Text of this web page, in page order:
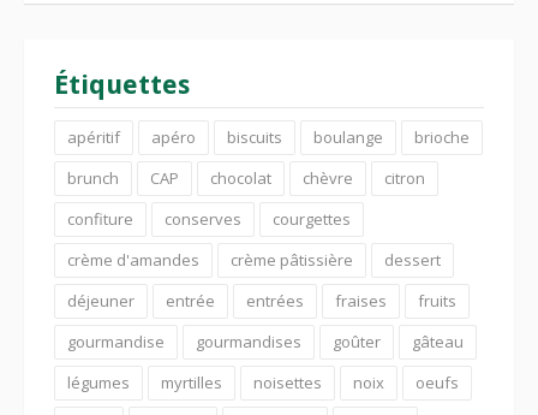
Étiquettes
apéritif apéro biscuits boulange
brioche
brunch
CAP chocolat chèvre
citron
confiture
conserves
courgettes
crème d'amandes
crème pâtissière
dessert
déjeuner
entrée entrées fraises
fruits
gourmandise
gourmandises goûter
gâteau
légumes
myrtilles noisettes noix
oeufs